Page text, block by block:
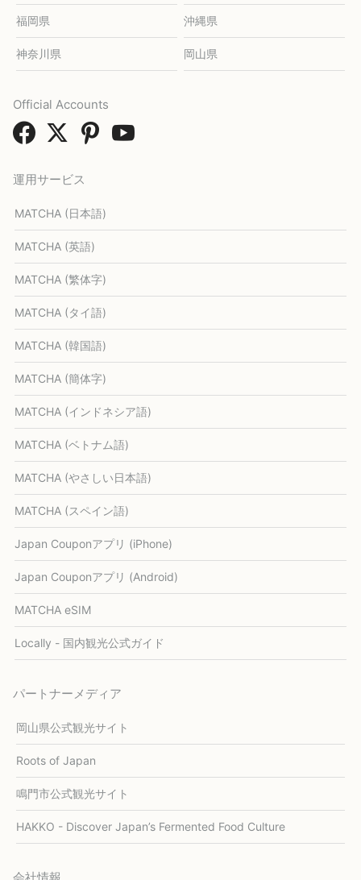
福岡県 沖縄県
神奈川県 岡山県
運用サービス
MATCHA (日本語)
MATCHA (英語)
MATCHA (繁体字)
MATCHA (タイ語)
MATCHA (韓国語)
MATCHA (簡体字)
MATCHA (インドネシア語)
MATCHA (ベトナム語)
MATCHA (やさしい日本語)
MATCHA (スペイン語)
Japan Couponアプリ (iPhone)
Japan Couponアプリ (Android)
MATCHA eSIM
Locally - 国内観光公式ガイド
パートナーメディア
岡山県公式観光サイト
Roots of Japan
鳴門市公式観光サイト
HAKKO - Discover Japan’s Fermented Food Culture
Official Accounts